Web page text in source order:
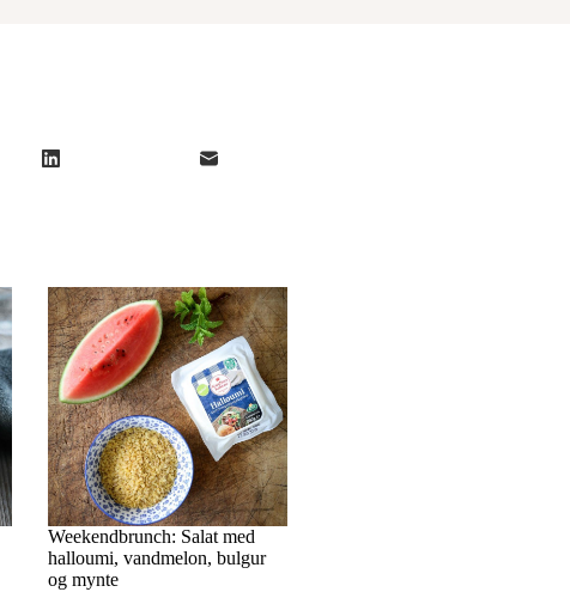
Weekendbrunch: Salat med
halloumi, vandmelon, bulgur
og mynte